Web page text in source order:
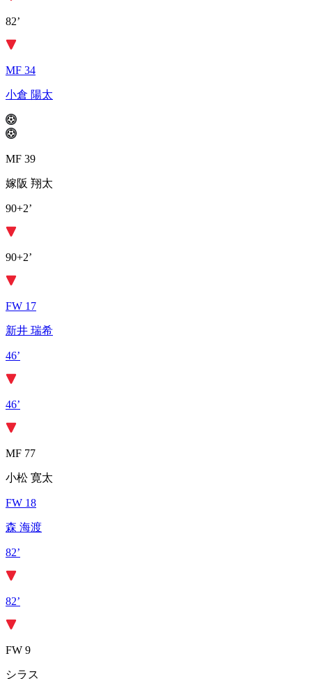
82’
MF 34
小倉 陽太
MF 39
嫁阪 翔太
90+2’
90+2’
FW 17
新井 瑞希
46’
46’
MF 77
小松 寛太
FW 18
森 海渡
82’
82’
FW 9
シラス